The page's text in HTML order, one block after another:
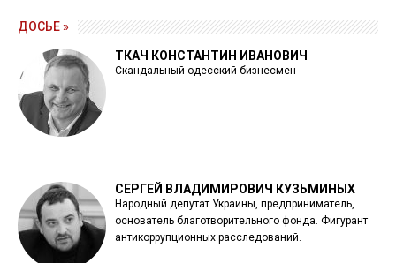
ДОСЬЕ »
ТКАЧ КОНСТАНТИН ИВАНОВИЧ
Скандальный одесский бизнесмен
СЕРГЕЙ ВЛАДИМИРОВИЧ КУЗЬМИНЫХ
Народный депутат Украины, предприниматель,
основатель благотворительного фонда. Фигурант
антикоррупционных расследований.